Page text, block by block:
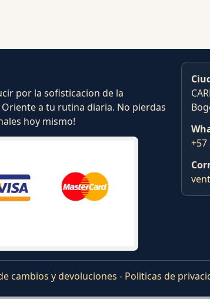
por la sofisticacion de la
a tu rutina diaria. No pierdas
hoy mismo!
+57
cambios y devoluciones - Politicas de